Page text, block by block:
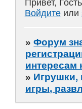
Привет,
Войдитеили
»Форум
интересам
»
игры,